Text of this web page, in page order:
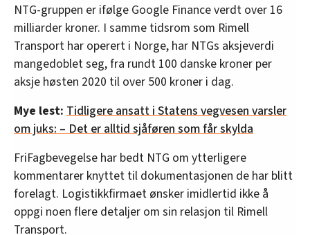
NTG-gruppen er ifølge Google Finance verdt over 16
milliarder kroner. I samme tidsrom som Rimell
Transport har operert i Norge, har NTGs aksjeverdi
mangedoblet seg, fra rundt 100 danske kroner per
aksje høsten 2020 til over 500 kroner i dag.
Mye lest: Tidligere ansatt i Statens vegvesen varsler
om juks: – Det er alltid sjåføren som får skylda
FriFagbevegelse har bedt NTG om ytterligere
kommentarer knyttet til dokumentasjonen de har blitt
forelagt. Logistikkfirmaet ønsker imidlertid ikke å
oppgi noen flere detaljer om sin relasjon til Rimell
Transport.